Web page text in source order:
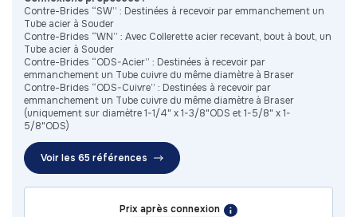
Contre-Brides “SW” : Destinées à recevoir par emmanchement un
Tube acier à Souder
Contre-Brides “WN” : Avec Collerette acier recevant, bout à bout, un
Tube acier à Souder
Contre-Brides “ODS-Acier” : Destinées à recevoir par
emmanchement un Tube cuivre du même diamètre à Braser
Contre-Brides “ODS-Cuivre” : Destinées à recevoir par
emmanchement un Tube cuivre du même diamètre à Braser
(uniquement sur diamètre 1-1/4" x 1-3/8"ODS et 1-5/8" x 1-
5/8"ODS)
Voir les 65 références
Prix après connexion